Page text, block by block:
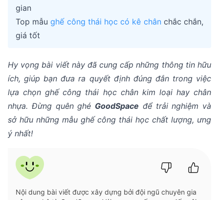
gian
Top mẫughế công thái học có kê chânchắc chắn,
giá tốt
Hy vọng bài viết này đã cung cấp những thông tin hữu
ích, giúp bạn đưa ra quyết định đúng đắn trong việc
lựa chọn ghế công thái học chân kim loại hay chân
nhựa. Đừng quên ghé GoodSpace để trải nghiệm và
sở hữu những mẫu ghế công thái học chất lượng, ưng
ý nhất!
Nội dung bài viết được xây dựng bởi đội ngũ chuyên gia